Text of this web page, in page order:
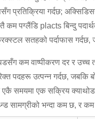
प्रतिक्रिया गर्दछ;
कम पग्लैंडि placts बिन्दु
सतहको पर्दाफास गर्दछ,
कम वाष्पीकरण दर र उच्च
पदहरू उत्पन्न गर्दछ, जबकि
एकै समयमा एक सक्रिय
सामग्रीको भन्दा कम छ, र